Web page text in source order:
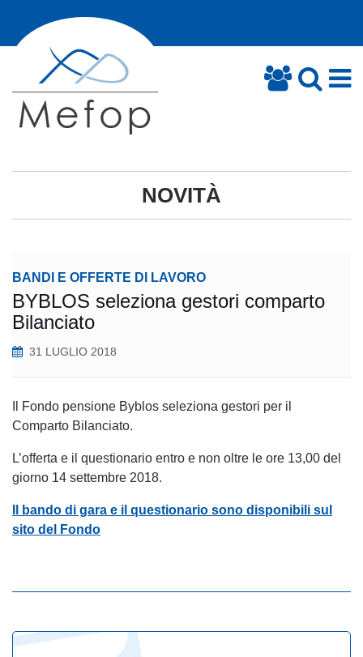
NOVITÀ
BANDI E OFFERTE DI LAVORO
BYBLOS seleziona gestori comparto
Bilanciato
31 LUGLIO 2018
Il Fondo pensione Byblos seleziona gestori per il
Comparto Bilanciato.
L’offerta e il questionario entro e non oltre le ore 13,00 del
giorno 14 settembre 2018.
Il bando di gara e il questionario sono disponibili sul
sito del Fondo